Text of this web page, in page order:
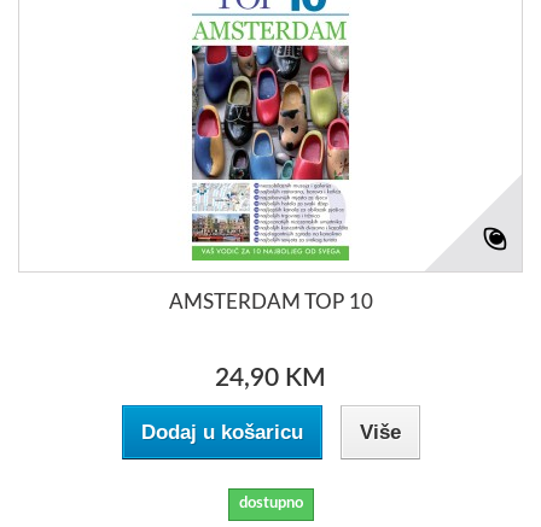
AMSTERDAM TOP 10
24,90 KM
Dodaj u košaricu Više
dostupno